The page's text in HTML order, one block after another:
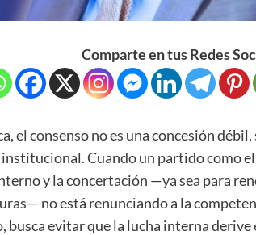
Comparte en tus Redes
el consenso no es una concesión
Cuando un partido como
y la concertación —ya sea para
no está renunciando a la
busca evitar que la lucha interna